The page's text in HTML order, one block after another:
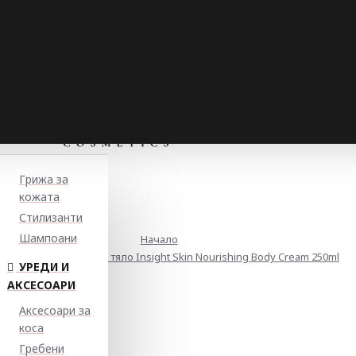
Грижа за
кожата
Стилизанти
Шампоани
УРЕДИ И
АКСЕСОАРИ
Аксесоари за
коса
Гребени
Начало
лосион за тяло Insight Skin Nourishing Body Cream 250ml